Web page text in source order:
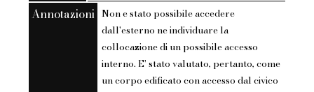
Annotazioni Non e stato possibile accedere
dall'esterno ne individuare la
collocazione di un possibile accesso
interno. E' stato valutato, pertanto, come
un corpo edificato con accesso dal civico